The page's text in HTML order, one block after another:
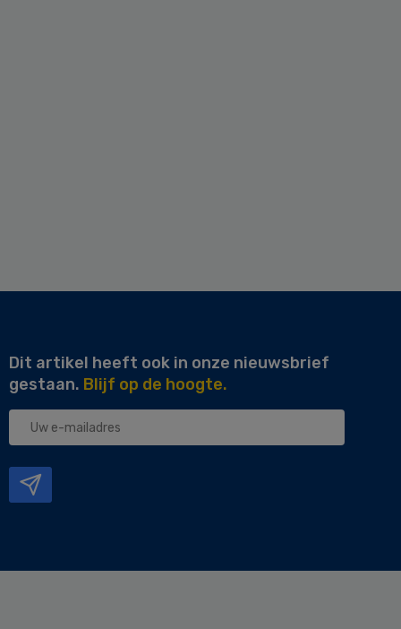
Dit artikel heeft ook in onze nieuwsbrief
gestaan. Blijf op de hoogte.
Uw